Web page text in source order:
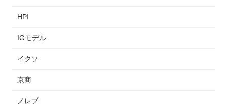
HPI
IGモデル
イクソ
京商
ノレブ